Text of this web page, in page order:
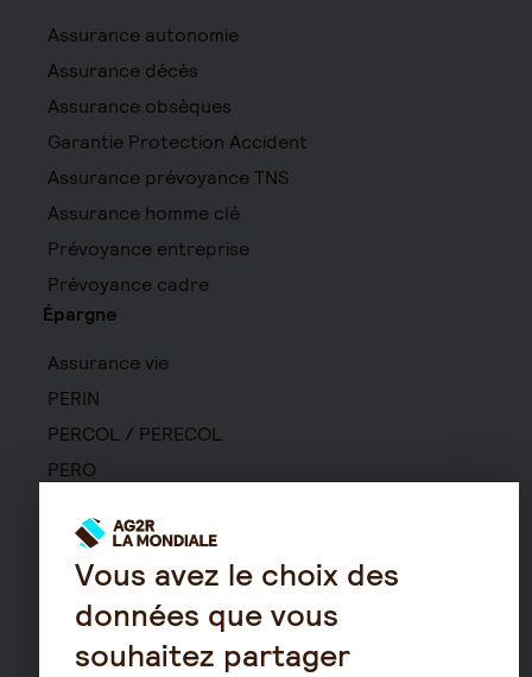
Assurance autonomie
Assurance décès
Assurance obsèques
Garantie Protection Accident
Assurance prévoyance TNS
Assurance homme clé
Prévoyance entreprise
Prévoyance cadre
Épargne
Assurance vie
PERIN
PERCOL / PERECOL
PERO
Contrat de capitalisation
Rente viagère
Retraite
Résidence avec services
Vous avez le choix des
données que vous
souhaitez partager